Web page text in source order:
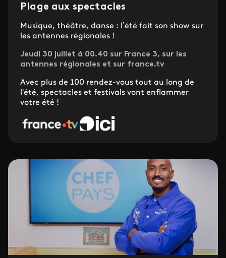
Plage aux spectacles
Musique, théâtre, danse : l’été fait son show sur
les antennes régionales !
Jeudi 30 juillet à 00.40 sur France 3, sur les
antennes régionales et sur france.tv
Avec plus de 100 rendez-vous tout au long de
l'été, spectacles et festivals vont enflammer
votre été !